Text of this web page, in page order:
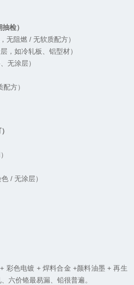
检）
无阻燃 / 无软质配方）
，如冷轧板、铝型材）
无涂层）
方）
/ 无涂层）
彩色电镀 + 焊料合金 +颜料油墨 + 再生
六价铬最易漏、铅很普遍。